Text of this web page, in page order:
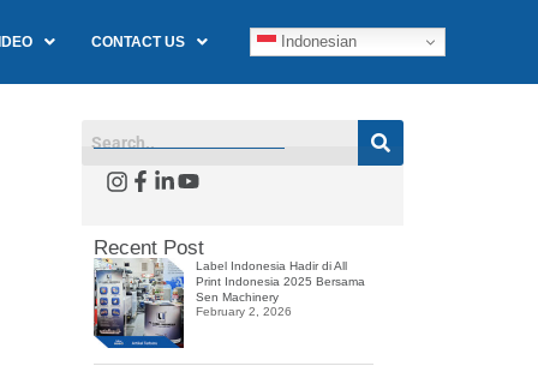
CONTACT US Indonesian
Recent Post
Label Indonesia Hadir di All
Print Indonesia 2025 Bersama
Sen Machinery
February 2, 2026